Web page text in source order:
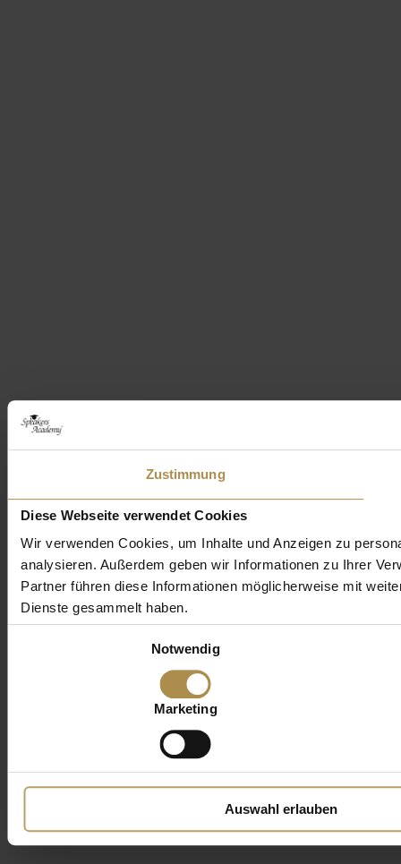
Zustimmung
Diese Webseite verwendet Cookies
Wir verwenden Cookies, um Inhalte und Anzeigen zu
analysieren. Außerdem geben wir Informationen zu Ihrer
Partner führen diese Informationen möglicherweise mit
Dienste gesammelt haben.
Notwendig
Marketing
Auswahl erlauben